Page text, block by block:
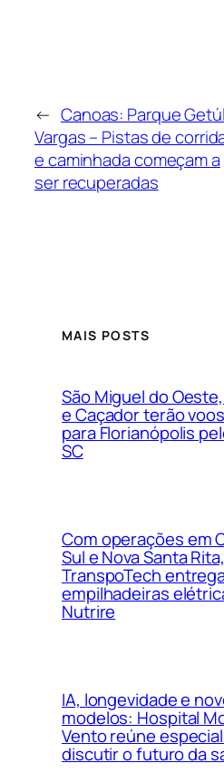
← Canoas: Parque
Vargas – Pistas de
e caminhada começam a
ser recuperadas
MAIS POSTS
São Miguel do
e Caçador terão
para Florianópolis
SC
Com operações em
Sul e Nova Santa Rita,
TranspoTech
empilhadeiras
Nutrire
IA, longevidade e
modelos: Hospital
Vento reúne
discutir o futuro da